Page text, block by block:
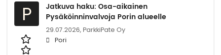
P
Jatkuva haku: Osa-aikainen
Pysäköinninvalvoja Porin alueelle
29.07.2026, ParkkiPate Oy
Pori